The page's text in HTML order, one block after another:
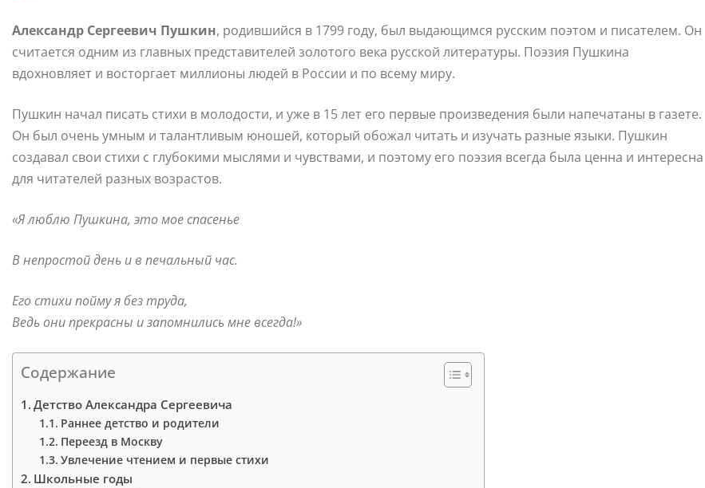
Александр Сергеевич Пушкин, родившийся в 1799 году, был выдающимся русским поэтом и писателем. Он
считается одним из главных представителей золотого века русской литературы. Поэзия Пушкина
вдохновляет и восторгает миллионы людей в России и по всему миру.
Пушкин начал писать стихи в молодости, и уже в 15 лет его первые произведения были напечатаны в газете.
Он был очень умным и талантливым юношей, который обожал читать и изучать разные языки. Пушкин
создавал свои стихи с глубокими мыслями и чувствами, и поэтому его поэзия всегда была ценна и интересна
для читателей разных возрастов.
«Я люблю Пушкина, это мое спасенье
В непростой день и в печальный час.
Его стихи пойму я без труда,
Ведь они прекрасны и запомнились мне всегда!»
Содержание
Детство Александра Сергеевича
Раннее детство и родители
Переезд в Москву
Увлечение чтением и первые стихи
Школьные годы